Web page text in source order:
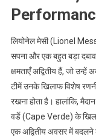
लियोनेल मेसी (Lionel
सपना और एक बहुत बड़ा दबाव
क्षमताएँ अद्वितीय हैं, जो उन्हें
टीमें उनके खिलाफ विशेष
रखना होता है। हालांकि,
वर्डे (Cape Verde) के
एक अद्वितीय अवसर में बदलने